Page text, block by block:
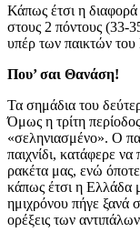
Κάπως έτσι η διαφορά
στους 2 πόντους (33-
υπέρ των παικτών
Που’ σαι Θανάση!
Τα σημάδια του
Όμως η τρίτη
«σεληνιασμένο». Ο
παιχνίδι, κατάφερε να
ρακέτα μας, ενώ
κάπως έτσι η Ελλάδα
ημιχρόνου πήγε ξανά
ορέξεις των